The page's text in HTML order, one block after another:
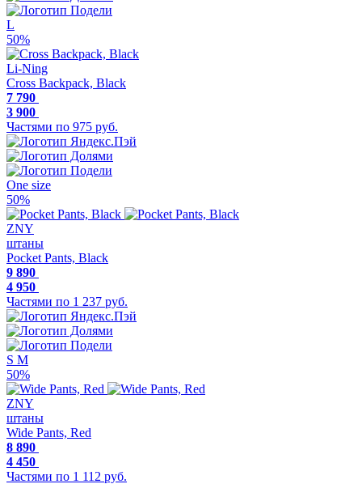
L
50%
Li-Ning
Cross Backpack, Black
7 790
3 900
Частями по 975 руб.
One size
50%
ZNY
штаны
Pocket Pants, Black
9 890
4 950
Частями по 1 237 руб.
S M
50%
ZNY
штаны
Wide Pants, Red
8 890
4 450
Частями по 1 112 руб.